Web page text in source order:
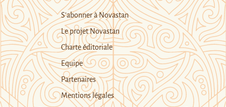
S’abonner à Novastan
Le projet Novastan
Charte éditoriale
Equipe
Partenaires
Mentions légales